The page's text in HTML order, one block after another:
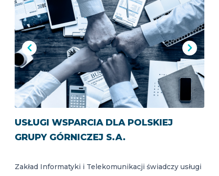
USŁUGI WSPARCIA DLA POLSKIEJ
GRUPY GÓRNICZEJ S.A.
Zakład Informatyki i Telekomunikacji świadczy usługi